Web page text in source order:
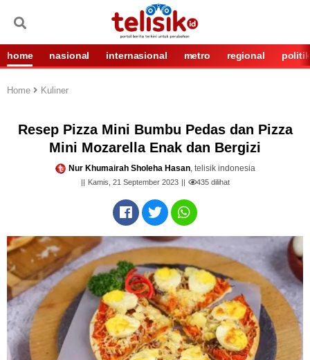
home nasional internasional metro regional politik
Home Kuliner
Resep Pizza Mini Bumbu Pedas dan Pizza
Mini Mozarella Enak dan Bergizi
Nur Khumairah Sholeha Hasan, telisik indonesia
Kamis, 21 September 2023 435dilihat